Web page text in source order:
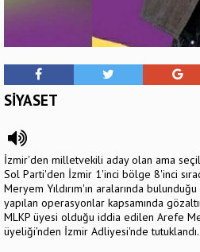
SİYASET
İzmir'den milletvekili aday olan ama
Sol Parti'den İzmir 1'inci bölge 8'inci
Meryem Yıldırım'ın aralarında
yapılan operasyonlar kapsamında
MLKP üyesi olduğu iddia edilen Arefe
üyeliği’nden İzmir Adliyesi'nde tutuklandı.